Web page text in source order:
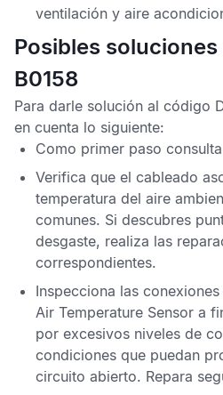
ventilación y aire
Posibles
B0158
Para darle solución al código
en cuenta lo siguiente:
Como primer paso
Verifica que el cableado
temperatura del aire
comunes. Si descubres
desgaste, realiza las
correspondientes.
Inspecciona las
Air Temperature Sensor a
por excesivos niveles de
condiciones que puedan
circuito abierto. Repara